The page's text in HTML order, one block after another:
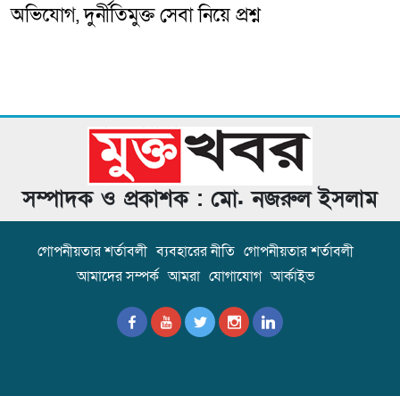
অভিযোগ, দুর্নীতিমুক্ত সেবা নিয়ে প্রশ্ন
সম্পাদক ও প্রকাশক : মো. নজরুল ইসলাম
গোপনীয়তার শর্তাবলী ব্যবহারের নীতি গোপনীয়তার শর্তাবলী
আমাদের সম্পর্ক আমরা যোগাযোগ আর্কাইভ